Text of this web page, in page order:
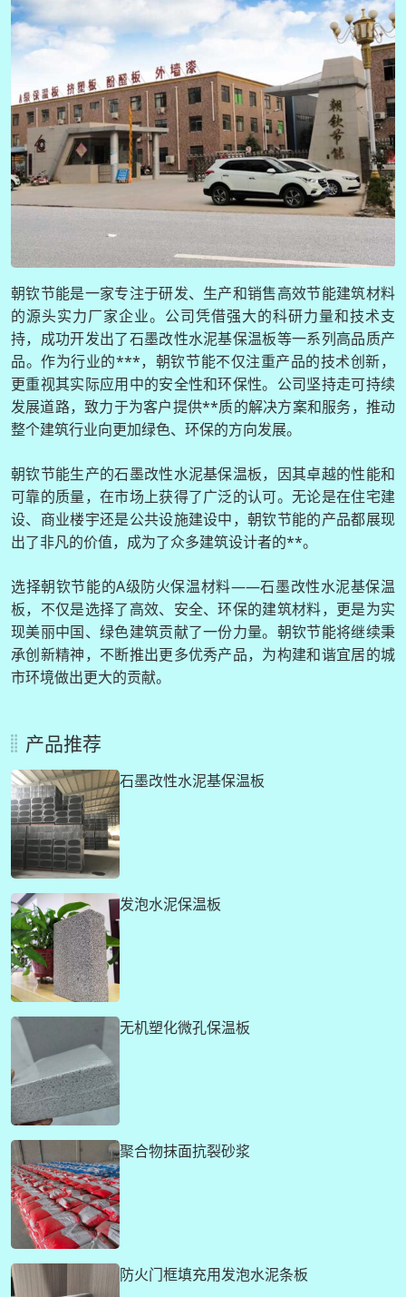
朝钦节能是一家专注于研发、生产和销售高效节能建筑材料
的源头实力厂家企业。公司凭借强大的科研力量和技术支
持，成功开发出了石墨改性水泥基保温板等一系列高品质产
品。作为行业的***，朝钦节能不仅注重产品的技术创新，
更重视其实际应用中的安全性和环保性。公司坚持走可持续
发展道路，致力于为客户提供**质的解决方案和服务，推动
整个建筑行业向更加绿色、环保的方向发展。
朝钦节能生产的石墨改性水泥基保温板，因其卓越的性能和
可靠的质量，在市场上获得了广泛的认可。无论是在住宅建
设、商业楼宇还是公共设施建设中，朝钦节能的产品都展现
出了非凡的价值，成为了众多建筑设计者的**。
选择朝钦节能的A级防火保温材料——石墨改性水泥基保温
板，不仅是选择了高效、安全、环保的建筑材料，更是为实
现美丽中国、绿色建筑贡献了一份力量。朝钦节能将继续秉
承创新精神，不断推出更多优秀产品，为构建和谐宜居的城
市环境做出更大的贡献。
产品推荐
石墨改性水泥基保温板
发泡水泥保温板
无机塑化微孔保温板
聚合物抹面抗裂砂浆
防火门框填充用发泡水泥条板